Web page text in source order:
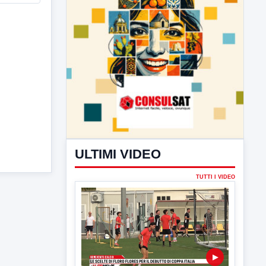
ULTIMI VIDEO
▶
7 AGOSTO 2026 SPORT BENEVENTO
Benevento Calcio: Le scelte di